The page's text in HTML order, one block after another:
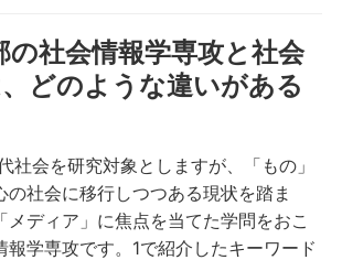
社会情報学専攻と社会
どのような違いがある
会を研究対象としますが、「もの」
の社会に移行しつつある現状を踏ま
メディア」に焦点を当てた学問をおこ
報学専攻です。1で紹介したキーワード